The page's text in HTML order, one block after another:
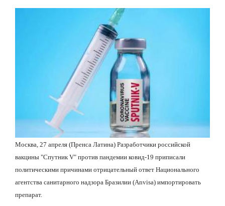
Москва, 27 апреля (Пренса Латина) Разработчики российской
вакцины "Спутник V" против пандемии ковид-19 приписали
политическими причинами отрицательный ответ Национального
агентства санитарного надзора Бразилии (Anvisa) импортировать
препарат.